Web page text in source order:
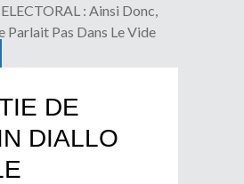
: Ainsi Donc,
Parlait Pas Dans Le Vide
DE
DIALLO